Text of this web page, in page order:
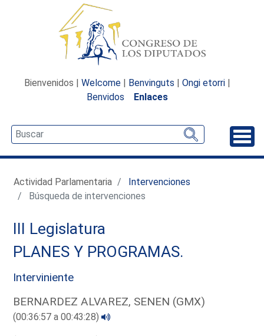
Bienvenidos | Welcome | Benvinguts | Ongi etorri |
Benvidos
Enlaces
Actividad Parlamentaria
Intervenciones
Búsqueda de intervenciones
III Legislatura
PLANES Y PROGRAMAS.
Interviniente
BERNARDEZ ALVAREZ, SENEN (GMX)
(00:36:57 a 00:43:28)